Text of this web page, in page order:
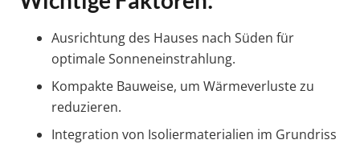
Ausrichtung des Hauses nach Süden für
optimale Sonneneinstrahlung.
Kompakte Bauweise, um Wärmeverluste zu
reduzieren.
Integration von Isoliermaterialien im Grundriss